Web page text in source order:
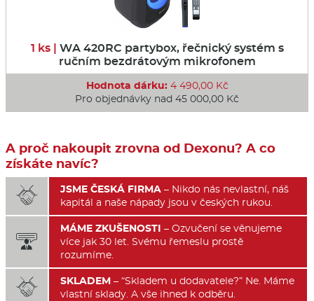
1 ks | WA 420RC partybox, řečnický systém s
ručním bezdrátovým mikrofonem
Hodnota dárku:4 490,00 Kč
Pro objednávky nad 45 000,00 Kč
A proč nakoupit zrovna od Dexonu? A co
získáte navíc?
 JSME ČESKÁ FIRMA – Nikdo nás nevlastní, náš
kapitál a naše nápady jsou v českých rukou.

MÁME ZKUŠENOSTI – Ozvučení se věnujeme
více jak 30 let. Svému řemeslu prostě
rozumíme.
 SKLADEM – “Skladem u dodavatele?” Ne. Máme
vlastní sklady. A vše ihned k odběru.